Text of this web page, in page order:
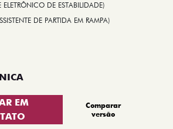
ELETRÔNICO DE ESTABILIDADE)
DE PARTIDA EM RAMPA)
EM
Comparar
versão